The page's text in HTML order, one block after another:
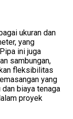
ukuran dan
yang
ini juga
sambungan,
fleksibilitas
yang
biaya tenaga
proyek